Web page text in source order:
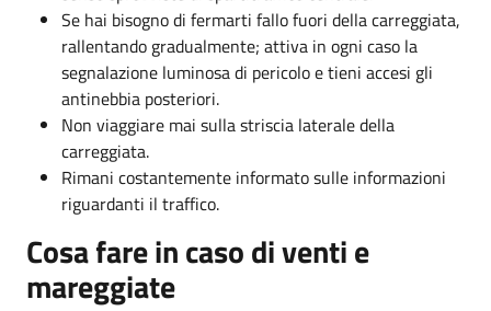
Se hai bisogno di fermarti fallo fuori della carreggiata,
rallentando gradualmente; attiva in ogni caso la
segnalazione luminosa di pericolo e tieni accesi gli
antinebbia posteriori.
Non viaggiare mai sulla striscia laterale della
carreggiata.
Rimani costantemente informato sulle informazioni
riguardanti il traffico.
Cosa fare in caso di venti e
mareggiate